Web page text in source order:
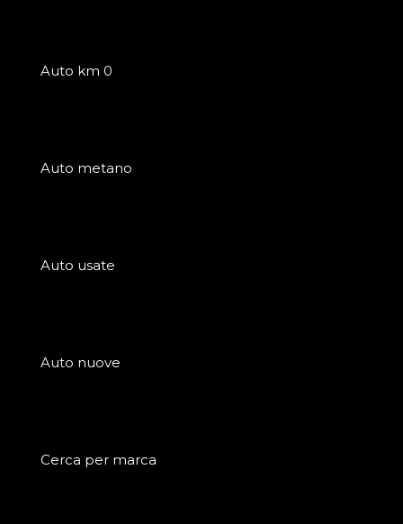
Auto km 0
Auto metano
Auto usate
Auto nuove
Cerca per marca